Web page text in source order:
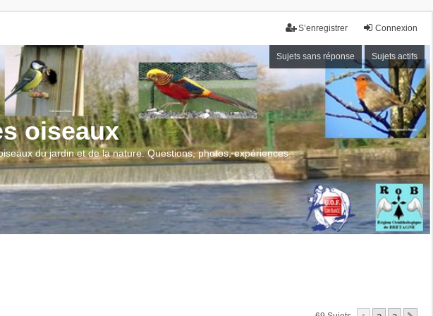
Connexion
S’enregistrer
Sujets sans réponse Sujets actifs
oiseaux
du jardin et de la nature. Questions, photos, expériences.